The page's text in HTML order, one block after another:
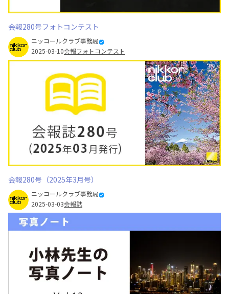
会報280号フォトコンテスト
ニッコールクラブ事務局
2025-03-10会報フォトコンテスト
会報280号（2025年3月号）
ニッコールクラブ事務局
2025-03-03会報誌